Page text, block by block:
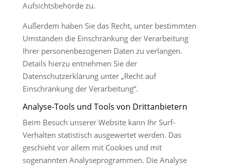
Aufsichtsbehörde zu.
Außerdem haben Sie das Recht, unter bestimmten
Umständen die Einschränkung der Verarbeitung
Ihrer personenbezogenen Daten zu verlangen.
Details hierzu entnehmen Sie der
Datenschutzerklärung unter „Recht auf
Einschränkung der Verarbeitung“.
Analyse-Tools und Tools von Drittanbietern
Beim Besuch unserer Website kann Ihr Surf-
Verhalten statistisch ausgewertet werden. Das
geschieht vor allem mit Cookies und mit
sogenannten Analyseprogrammen. Die Analyse